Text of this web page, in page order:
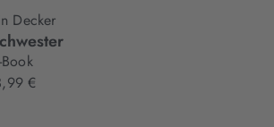
Decker
Book
€